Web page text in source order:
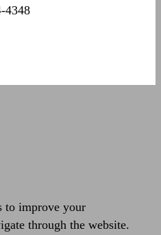
4348
to improve your
through the website.